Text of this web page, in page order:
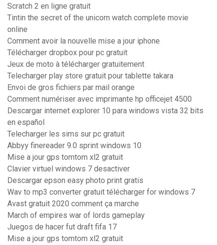
Scratch 2 en ligne gratuit
Tintin the secret of the unicorn watch complete movie
online
Comment avoir la nouvelle mise a jour iphone
Télécharger dropbox pour pc gratuit
Jeux de moto à télécharger gratuitement
Telecharger play store gratuit pour tablette takara
Envoi de gros fichiers par mail orange
Comment numériser avec imprimante hp officejet 4500
Descargar internet explorer 10 para windows vista 32 bits
en español
Telecharger les sims sur pc gratuit
Abbyy finereader 9.0 sprint windows 10
Mise a jour gps tomtom xl2 gratuit
Clavier virtuel windows 7 desactiver
Descargar epson easy photo print gratis
Wav to mp3 converter gratuit télécharger for windows 7
Avast gratuit 2020 comment ça marche
March of empires war of lords gameplay
Juegos de hacer fut draft fifa 17
Mise a jour gps tomtom xl2 gratuit